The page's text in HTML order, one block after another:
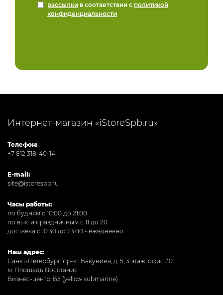
рассылки в соответствии с политикой
конфиденциальности
Интернет-магазин «iStoreSpb.ru»
Телефон:
+7 812 318-40-14
E-mail:
site@istorespb.ru
Часы работы:
по будням с 10:00 до 21:00
по вых. и праздничным с 11 до 20
доставка с 10.30 до 23.00 - ежедневно
Наш адрес:
Санкт-Петербург, пр-кт Бакунина, д. 5, 3 этаж, офис 301
м. Площадь Восстания
Бизнес-центр: Б5 (yellow submarine)